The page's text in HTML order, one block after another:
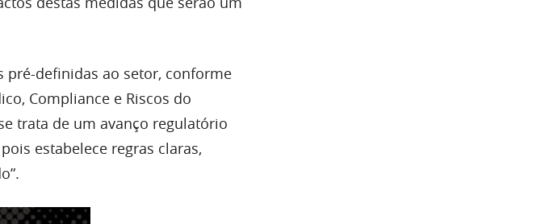
pré-definidas ao setor, conforme
Compliance e Riscos do
trata de um avanço regulatório
estabelece regras claras,